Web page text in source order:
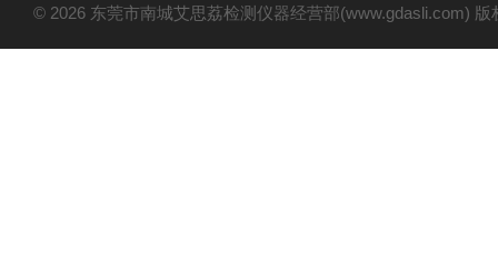
© 2026 东莞市南城艾思荔检测仪器经营部(www.gdasli.com)